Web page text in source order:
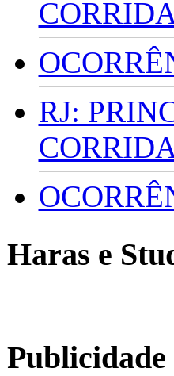
RJ:
Haras e
Publicidade